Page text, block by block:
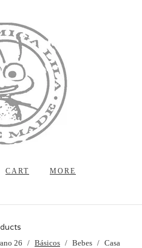
CART MORE
26 Básicos Bebes
Casa